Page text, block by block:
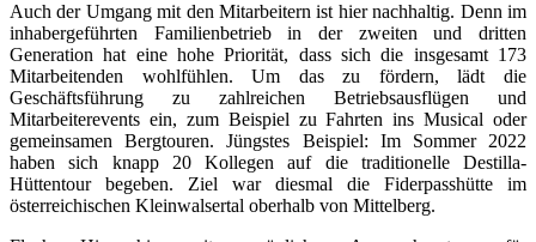
Auch der Umgang mit den Mitarbeitern ist hier nachhaltig. Denn im
inhabergeführten Familienbetrieb in der zweiten und dritten
Generation hat eine hohe Priorität, dass sich die insgesamt 173
Mitarbeitenden wohlfühlen. Um das zu fördern, lädt die
Geschäftsführung zu zahlreichen Betriebsausflügen und
Mitarbeiterevents ein, zum Beispiel zu Fahrten ins Musical oder
gemeinsamen Bergtouren. Jüngstes Beispiel: Im Sommer 2022
haben sich knapp 20 Kollegen auf die traditionelle Destilla-
Hüttentour begeben. Ziel war diesmal die Fiderpasshütte im
österreichischen Kleinwalsertal oberhalb von Mittelberg.